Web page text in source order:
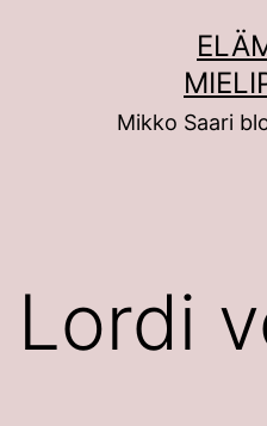
Mikko Saari
Lordi